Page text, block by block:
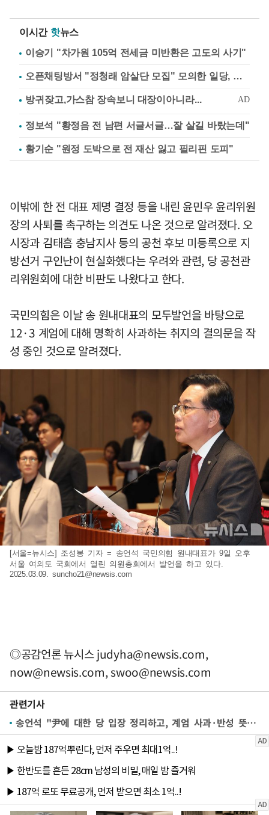
이시간 핫뉴스
이승기 "차가원 105억 전세금 미반환은 고도의 사기"
오픈채팅방서 "정청래 암살단 모집" 모의한 일당, 불구속 송치
정보석 "황정음 전 남편 서글서글…잘 살길 바랐는데"
황기순 "원정 도박으로 전 재산 잃고 필리핀 도피"
이밖에 한 전 대표 제명 결정 등을 내린 윤민우 윤리위원
장의 사퇴를 촉구하는 의견도 나온 것으로 알려졌다. 오
시장과 김태흠 충남지사 등의 공천 후보 미등록으로 지
방선거 구인난이 현실화했다는 우려와 관련, 당 공천관
리위원회에 대한 비판도 나왔다고 한다.
국민의힘은 이날 송 원내대표의 모두발언을 바탕으로
12·3 계엄에 대해 명확히 사과하는 취지의 결의문을 작
성 중인 것으로 알려졌다.
[서울=뉴시스] 조성봉 기자 = 송언석 국민의힘 원내대표가 9일 오후
서울 여의도 국회에서 열린 의원총회에서 발언을 하고 있다.
2025.03.09.suncho21@newsis.com
◎공감언론 뉴시스judyha@newsis.com,
now@newsis.com,swoo@newsis.com
관련기사
송언석 "尹에 대한 당 입장 정리하고, 계엄 사과·반성 뜻 다시 밝혀야"